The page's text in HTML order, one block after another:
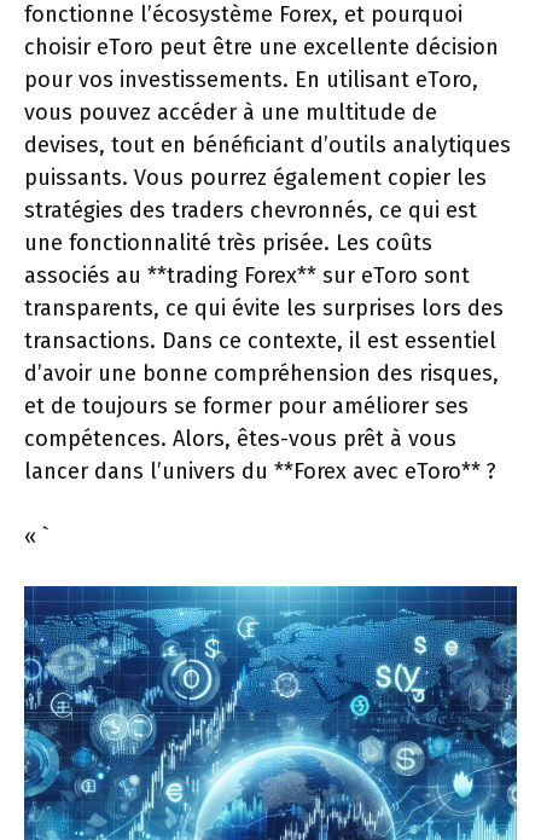
fonctionne l’écosystème Forex, et pourquoi
choisir eToro peut être une excellente décision
pour vos investissements. En utilisant eToro,
vous pouvez accéder à une multitude de
devises, tout en bénéficiant d’outils analytiques
puissants. Vous pourrez également copier les
stratégies des traders chevronnés, ce qui est
une fonctionnalité très prisée. Les coûts
associés au **trading Forex** sur eToro sont
transparents, ce qui évite les surprises lors des
transactions. Dans ce contexte, il est essentiel
d’avoir une bonne compréhension des risques,
et de toujours se former pour améliorer ses
compétences. Alors, êtes-vous prêt à vous
lancer dans l’univers du **Forex avec eToro** ?
« `